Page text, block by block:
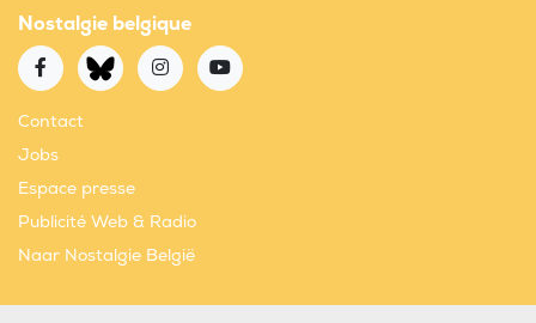
Nostalgie belgique
Contact
Jobs
Espace presse
Publicité Web & Radio
Naar Nostalgie België